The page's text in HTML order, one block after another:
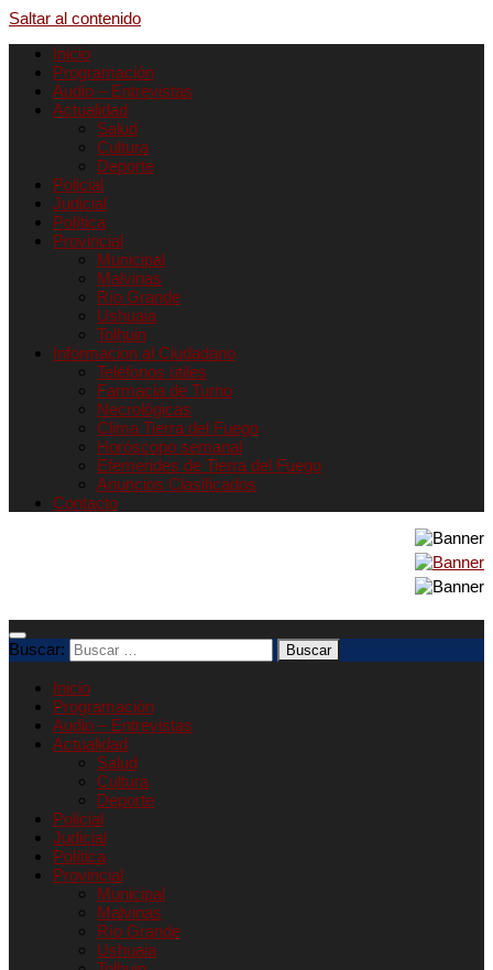
Saltar al contenido
Inicio
Programación
Audio – Entrevistas
Actualidad
Salud
Cultura
Deporte
Policial
Judicial
Política
Provincial
Municipal
Malvinas
Río Grande
Ushuaia
Tolhuin
Informacion al Ciudadano
Teléfonos útiles
Farmacia de Turno
Necrológicas
Clima Tierra del Fuego
Horóscopo semanal
Efemerides de Tierra del Fuego
Anuncios Clasificados
Contacto
Buscar:
Inicio
Programación
Audio – Entrevistas
Actualidad
Salud
Cultura
Deporte
Policial
Judicial
Política
Provincial
Municipal
Malvinas
Río Grande
Ushuaia